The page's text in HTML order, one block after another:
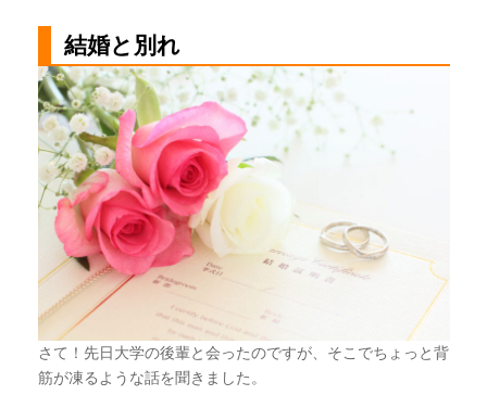
結婚と別れ
さて！先日大学の後輩と会ったのですが、そこでちょっと背
筋が凍るような話を聞きました。